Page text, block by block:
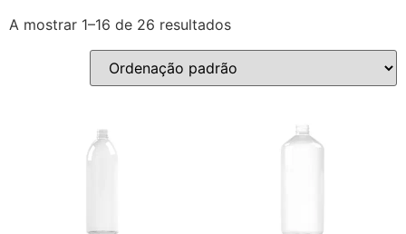
A mostrar 1–16 de 26 resultados